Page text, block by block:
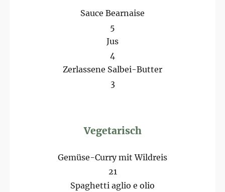
Sauce Bearnaise
5
Jus
4
Zerlassene Salbei-Butter
3
Vegetarisch
Gemüse-Curry mit Wildreis
21
Spaghetti aglio e olio